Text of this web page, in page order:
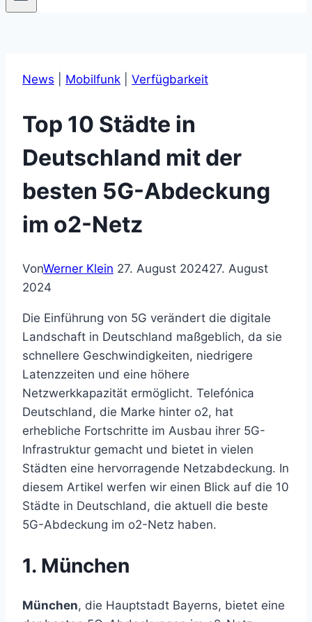
News Mobilfunk Verfügbarkeit
Top 10 Städte in
Deutschland mit der
besten 5G-Abdeckung
im o2-Netz
VonWerner Klein 27. August 202427. August
2024
Die Einführung von 5G verändert die digitale
Landschaft in Deutschland maßgeblich, da sie
schnellere Geschwindigkeiten, niedrigere
Latenzzeiten und eine höhere
Netzwerkkapazität ermöglicht. Telefónica
Deutschland, die Marke hinter o2, hat
erhebliche Fortschritte im Ausbau ihrer 5G-
Infrastruktur gemacht und bietet in vielen
Städten eine hervorragende Netzabdeckung. In
diesem Artikel werfen wir einen Blick auf die 10
Städte in Deutschland, die aktuell die beste
5G-Abdeckung im o2-Netz haben.
1. München
München, die Hauptstadt Bayerns, bietet eine